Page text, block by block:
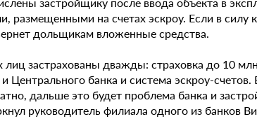
размещенными на счетах эскроу. Если в
дольщикам вложенные средства.
лиц застрахованы дважды: страховка до 10
Центрального банка и система эскроу-
дальше это будет проблема банка и
руководитель филиала одного из банков